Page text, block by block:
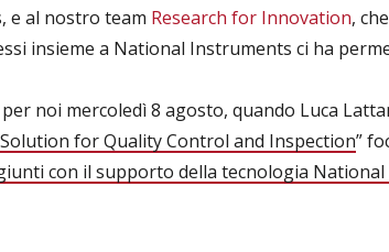
e al nostro team Research for Innovation,
insieme a National Instruments ci ha
noi mercoledì 8 agosto, quando Luca
for Quality Control and Inspection”
con il supporto della tecnologia